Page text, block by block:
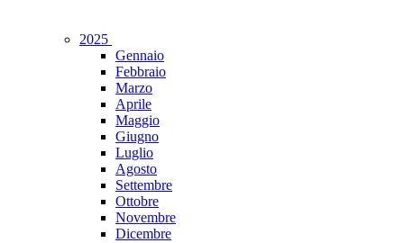
2025
Gennaio
Febbraio
Marzo
Aprile
Maggio
Giugno
Luglio
Agosto
Settembre
Ottobre
Novembre
Dicembre